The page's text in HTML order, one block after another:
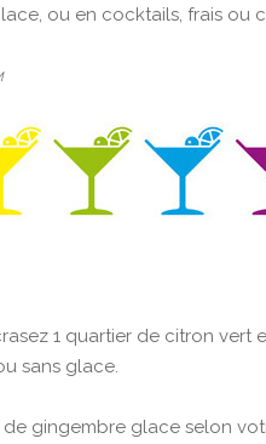
ou en cocktails, frais ou
1 quartier de citron vert
sans glace.
gingembre glace selon